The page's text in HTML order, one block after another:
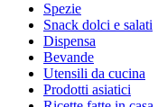
Spezie
Snack dolci e salati
Dispensa
Bevande
Utensili da cucina
Prodotti asiatici